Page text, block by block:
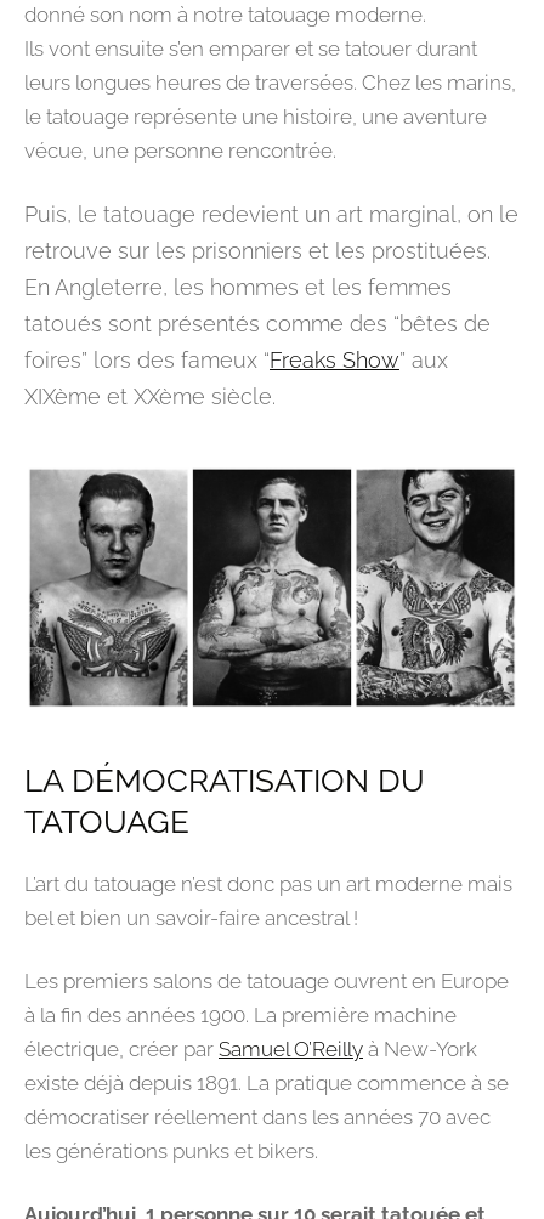
donné son nom à notre tatouage moderne.
Ils vont ensuite s’en emparer et se tatouer durant
leurs longues heures de traversées. Chez les marins,
le tatouage représente une histoire, une aventure
vécue, une personne rencontrée.
Puis, le tatouage redevient un art marginal, on le
retrouve sur les prisonniers et les prostituées.
En Angleterre, les hommes et les femmes
tatoués sont présentés comme des “bêtes de
foires” lors des fameux “Freaks Show” aux
XIXème et XXème siècle.
LA DÉMOCRATISATION DU
TATOUAGE
L’art du tatouage n’est donc pas un art moderne mais
bel et bien un savoir-faire ancestral !
Les premiers salons de tatouage ouvrent en Europe
à la fin des années 1900. La première machine
électrique, créer par Samuel O’Reilly à New-York
existe déjà depuis 1891. La pratique commence à se
démocratiser réellement dans les années 70 avec
les générations punks et bikers.
Aujourd’hui, 1 personne sur 10 serait tatouée et